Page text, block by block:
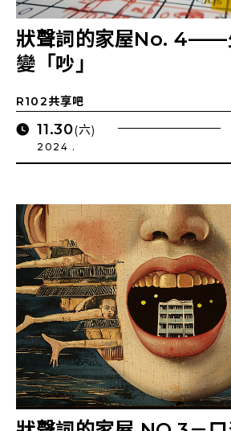
狀聲詞的家屋No. 4——
變「吵」
R102共享吧
11.30(六)
2024 .